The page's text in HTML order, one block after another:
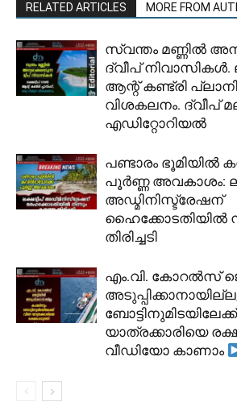
RELATED ARTICLES MORE FROM
സ്വന്തം മണ്ണിൽ
ദ്വീപ്
ആന്റ് കണ്ട്രി
വിശകലനം. ദ്വീപ്
എഡിറ്റോറിയൽ
പണ്ടാരം ഭൂമിയിൽ
പൂർണ്ണ അവകാശം:
അഡ്മിനിസ്ട്രേഷന്
ഹൈക്കോടതിയിൽ
തിരിച്ചടി
​എം.വി. കോറൽസ്
യാത്രക്കാരിയെ
വീഡിയോ കാണാം